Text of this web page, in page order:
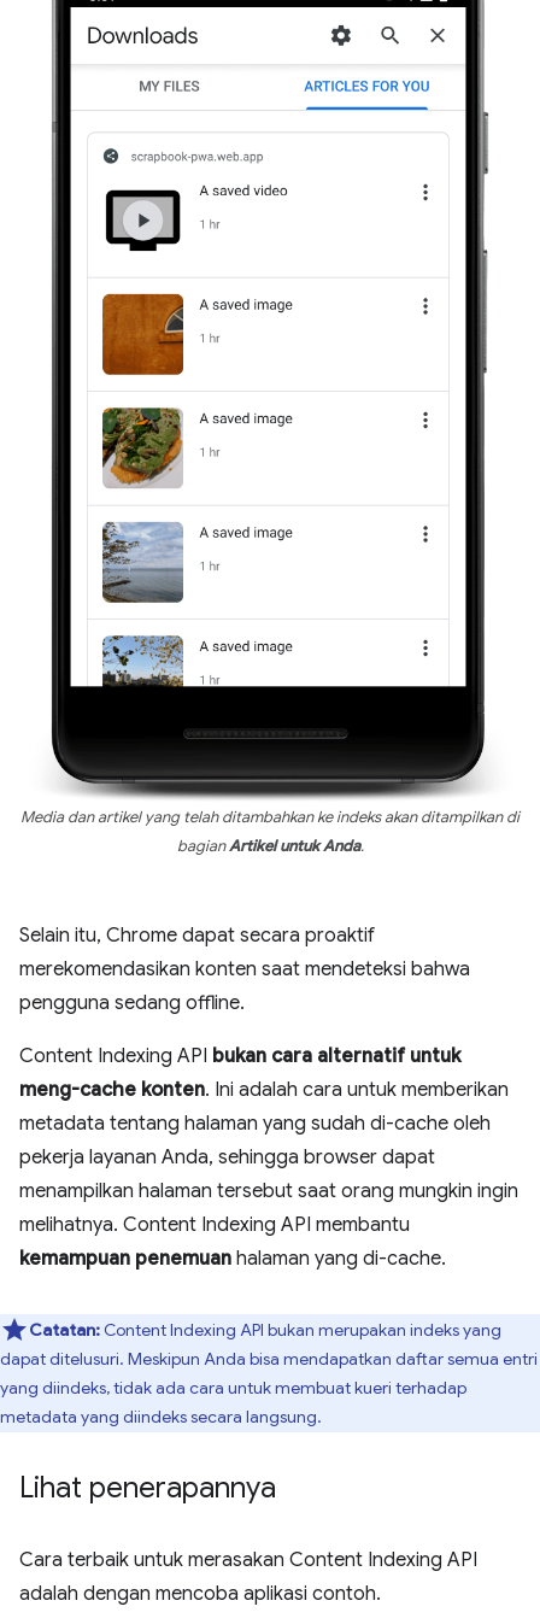
Media dan artikel yang telah ditambahkan ke indeks akan ditampilkan di
bagianArtikel untuk Anda.
Selain itu, Chrome dapat secara proaktif
merekomendasikan konten saat mendeteksi bahwa
pengguna sedang offline.
Content Indexing API bukan cara alternatif untuk
meng-cache konten. Ini adalah cara untuk memberikan
metadata tentang halaman yang sudah di-cache oleh
pekerja layanan Anda, sehingga browser dapat
menampilkan halaman tersebut saat orang mungkin ingin
melihatnya. Content Indexing API membantu
kemampuan penemuan halaman yang di-cache.
Catatan: Content Indexing API bukan merupakan indeks yang
dapat ditelusuri. Meskipun Anda bisa mendapatkan daftar semua entri
yang diindeks, tidak ada cara untuk membuat kueri terhadap
metadata yang diindeks secara langsung.
Lihat penerapannya
Cara terbaik untuk merasakan Content Indexing API
adalah dengan mencoba aplikasi contoh.